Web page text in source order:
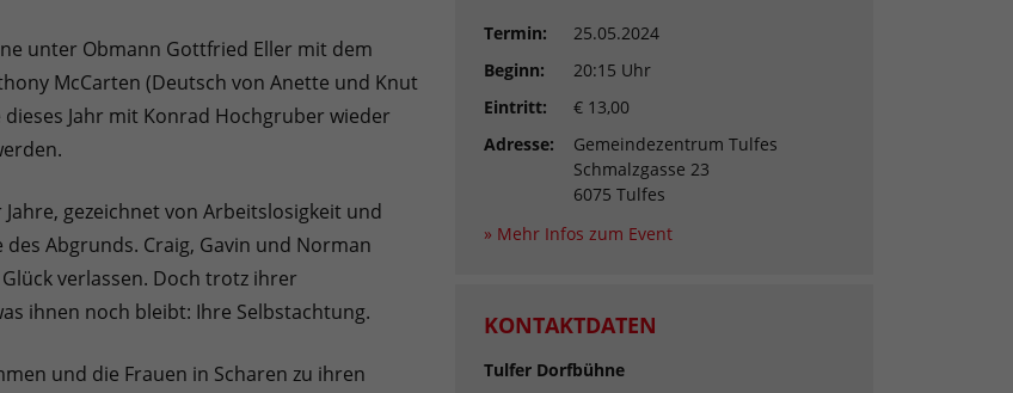
unter Obmann Gottfried Eller mit dem
McCarten (Deutsch von Anette und Knut
Jahr mit Konrad Hochgruber wieder
gezeichnet von Arbeitslosigkeit und
Abgrunds. Craig, Gavin und Norman
verlassen. Doch trotz ihrer
ihnen noch bleibt: Ihre Selbstachtung.
und die Frauen in Scharen zu ihren
Termin:
25.05.2024
Beginn:
20:15 Uhr
Eintritt:
€ 13,00
Adresse:
Gemeindezentrum Tulfes
Schmalzgasse 23
6075 Tulfes
» Mehr Infos zum Event
KONTAKTDATEN
Tulfer Dorfbühne